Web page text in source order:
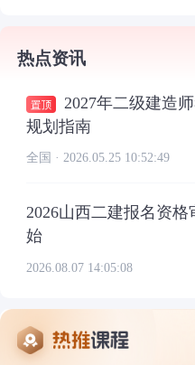
热点资讯
2027年二级建造
规划指南
全国 · 2026.05.25 10:52:49
2026山西二建报名资
始
2026.08.07 14:05:08